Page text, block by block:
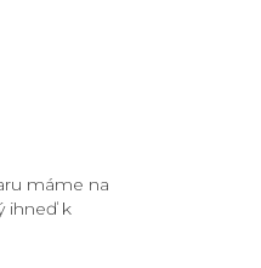
máme na
ihneď k